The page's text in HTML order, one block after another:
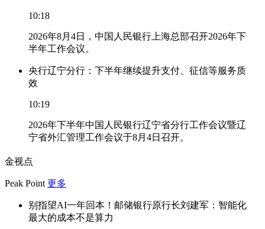
10:18
2026年8月4日，中国人民银行上海总部召开2026年下
半年工作会议。
央行辽宁分行：下半年继续提升支付、征信等服务质
效
10:19
2026年下半年中国人民银行辽宁省分行工作会议暨辽
宁省外汇管理工作会议于8月4日召开。
金视点
Peak Point 更多
别指望AI一年回本！邮储银行原行长刘建军：智能化
最大的成本不是算力